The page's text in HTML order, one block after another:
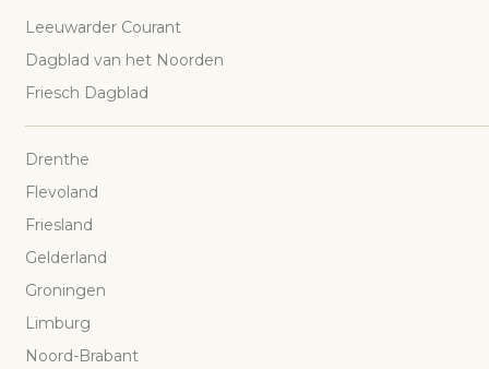
Leeuwarder Courant
Dagblad van het Noorden
Friesch Dagblad
Drenthe
Flevoland
Friesland
Gelderland
Groningen
Limburg
Noord-Brabant